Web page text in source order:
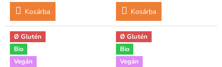
Kosárba Kosárba
Ø Glutén
Bio
Vegán
Ø Glutén
Bio
Vegán